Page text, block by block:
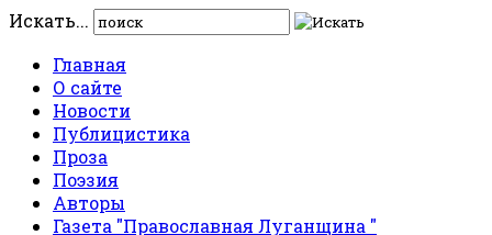
Искать...
Главная
О сайте
Новости
Публицистика
Проза
Поэзия
Авторы
Газета "Православная Луганщина "